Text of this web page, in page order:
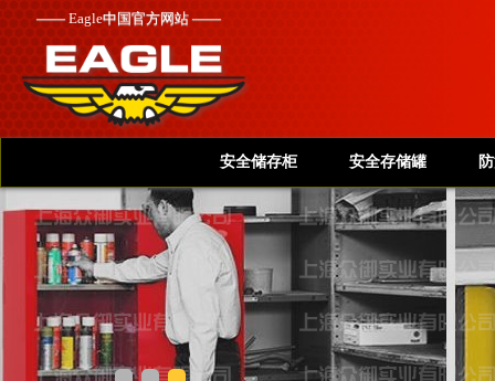
——Eagle中国官方网站 ——
安全储存柜 安全存储罐